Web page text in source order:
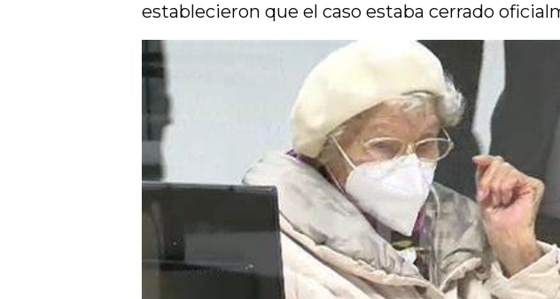
establecieron que el caso estaba cerrado